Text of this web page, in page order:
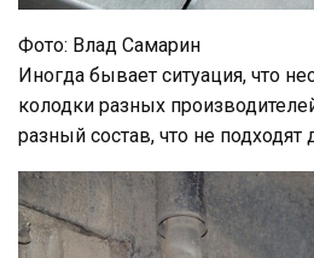
Фото: Влад Самарин
Иногда бывает ситуация, что
колодки разных
разный состав, что не подходят